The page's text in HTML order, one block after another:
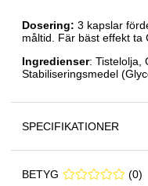
Dosering: 3 kapslar
måltid. Fär bäst effekt ta
Ingredienser: Tistelolja,
Stabiliseringsmedel
SPECIFIKATIONER
BETYG 0 0 (0)